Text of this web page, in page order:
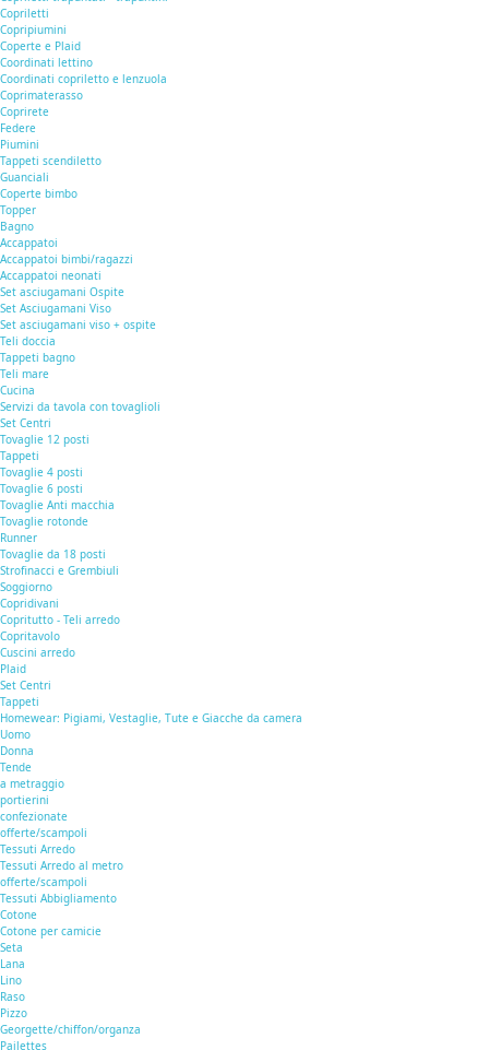
Copriletti
Copripiumini
Coperte e Plaid
Coordinati lettino
Coordinati copriletto e lenzuola
Coprimaterasso
Coprirete
Federe
Piumini
Tappeti scendiletto
Guanciali
Coperte bimbo
Topper
Bagno
Accappatoi
Accappatoi bimbi/ragazzi
Accappatoi neonati
Set asciugamani Ospite
Set Asciugamani Viso
Set asciugamani viso + ospite
Teli doccia
Tappeti bagno
Teli mare
Cucina
Servizi da tavola con tovaglioli
Set Centri
Tovaglie 12 posti
Tappeti
Tovaglie 4 posti
Tovaglie 6 posti
Tovaglie Anti macchia
Tovaglie rotonde
Runner
Tovaglie da 18 posti
Strofinacci e Grembiuli
Soggiorno
Copridivani
Copritutto - Teli arredo
Copritavolo
Cuscini arredo
Plaid
Set Centri
Tappeti
Homewear: Pigiami, Vestaglie, Tute e Giacche da camera
Uomo
Donna
Tende
a metraggio
portierini
confezionate
offerte/scampoli
Tessuti Arredo
Tessuti Arredo al metro
offerte/scampoli
Tessuti Abbigliamento
Cotone
Cotone per camicie
Seta
Lana
Lino
Raso
Pizzo
Georgette/chiffon/organza
Pailettes